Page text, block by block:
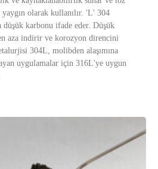
olarak kullanılır. 'L' 304
düşük karbonu ifade eder. Düşük
aza indirir ve korozyon direncini
304L, molibden alaşımına
uygulamalar için 316L'ye uygun